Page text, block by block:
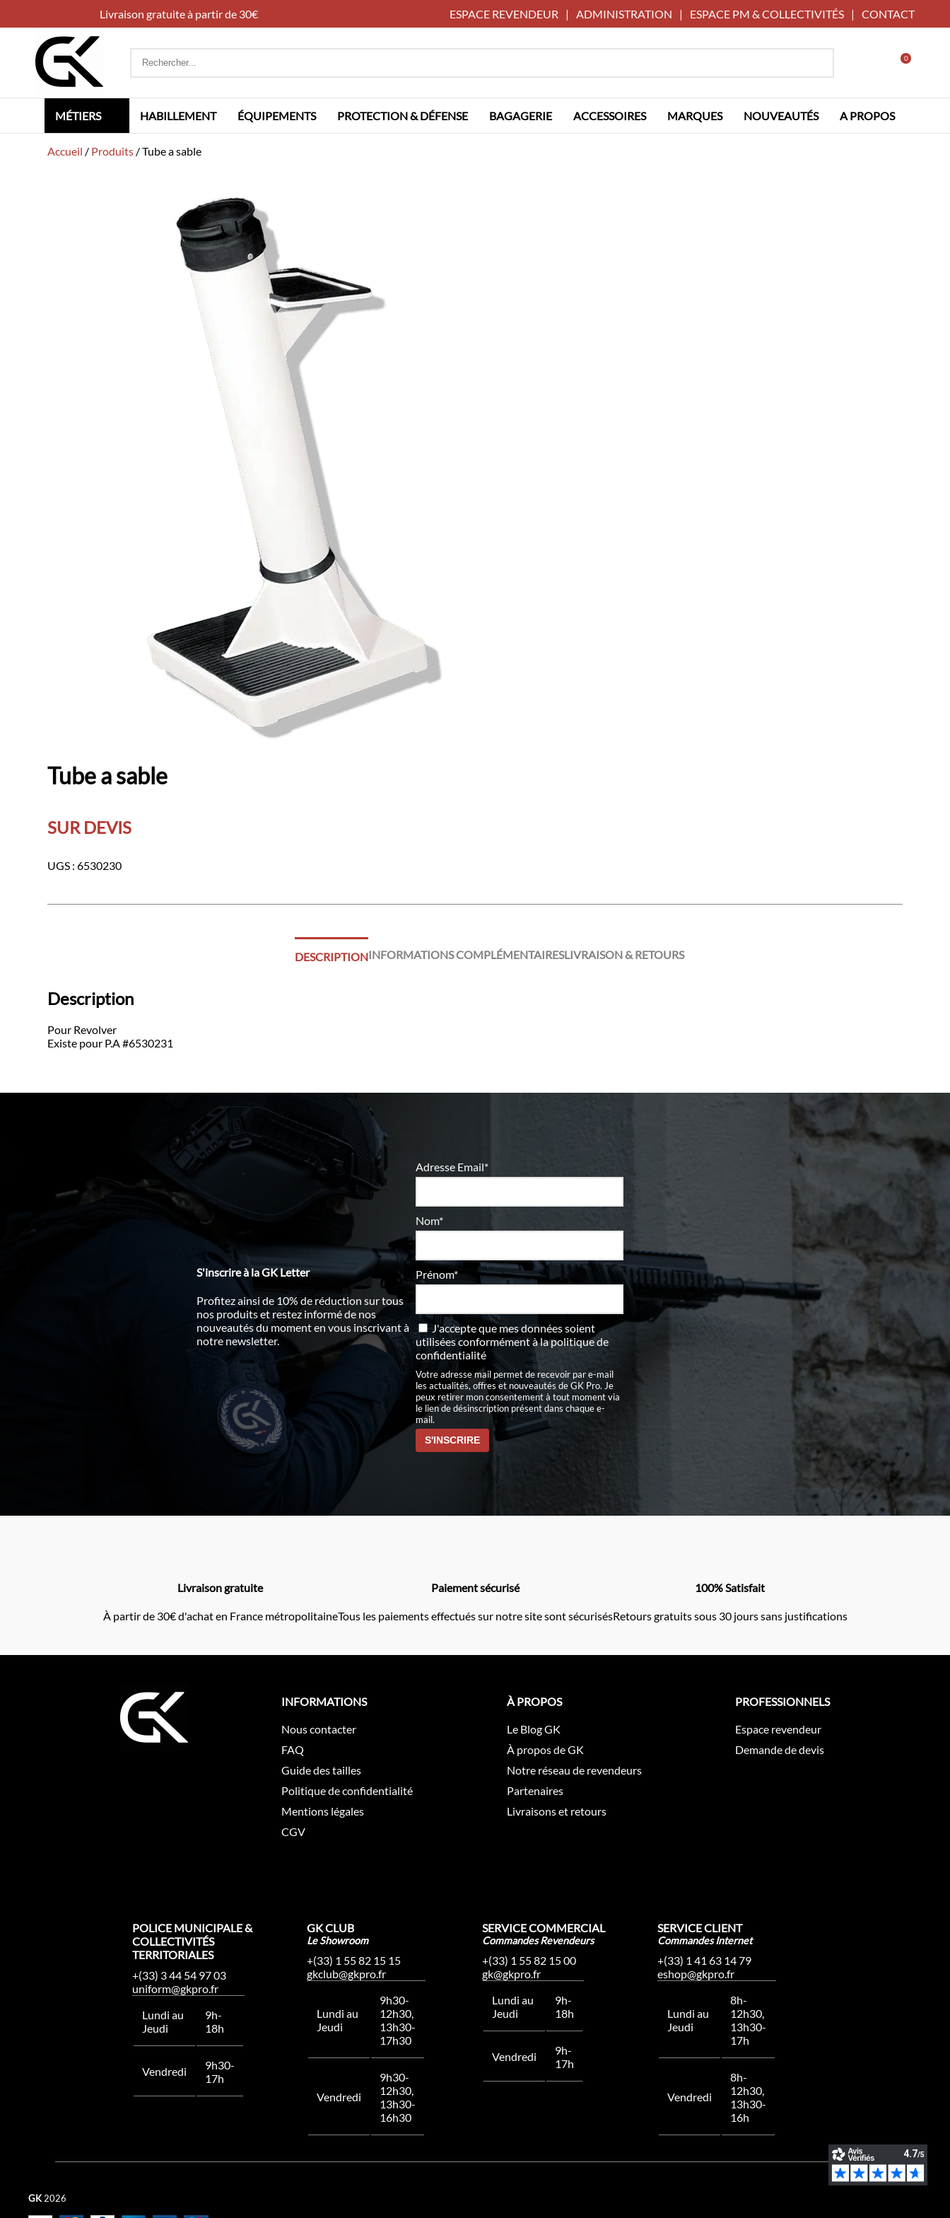
Livraison gratuite à partir de 30€ ESPACE REVENDEUR | ADMINISTRATION | ESPACE PM & COLLECTIVITÉS | CONTACT
Rechercher
0
MÉTIERS HABILLEMENT ÉQUIPEMENTS PROTECTION & DÉFENSE BAGAGERIE ACCESSOIRES MARQUES NOUVEAUTÉS A PROPOS
Accueil / Produits /Tube a sable
Tube a sable
SUR DEVIS
UGS :6530230
DESCRIPTIONINFORMATIONS COMPLÉMENTAIRESLIVRAISON & RETOURS
Description
Pour Revolver
Existe pour P.A #6530231
S'inscrire à la GK Letter
Profitez ainsi de 10% de réduction sur tous
nos produits et restez informé de nos
nouveautés du moment en vous inscrivant à
notre newsletter.
Adresse Email*
Nom*
Prénom*
J'accepte que mes données soient
utilisées conformément àla politique de
confidentialité
Votre adresse mail permet de recevoir par e-mail
les actualités, offres et nouveautés de GK Pro. Je
peux retirer mon consentement à tout moment via
le lien de désinscription présent dans chaque e-
mail.
Livraison gratuite
À partir de 30€ d'achat en France métropolitaine
Paiement sécurisé
Tous les paiements effectués sur notre site sont sécurisés
100% Satisfait
Retours gratuits sous 30 jours sans justifications
INFORMATIONS
Nous contacter
FAQ
Guide des tailles
Politique de confidentialité
Mentions légales
CGV
À PROPOS
Le Blog GK
À propos de GK
Notre réseau de revendeurs
Partenaires
Livraisons et retours
PROFESSIONNELS
Espace revendeur
Demande de devis
POLICE MUNICIPALE &
COLLECTIVITÉS
TERRITORIALES
+(33) 3 44 54 97 03
uniform@gkpro.fr
Lundi au
Jeudi
9h-
18h
Vendredi
9h30-
17h
GK CLUB
Le Showroom
+(33) 1 55 82 15 15
gkclub@gkpro.fr
Lundi au
Jeudi
9h30-
12h30,
13h30-
17h30
Vendredi
9h30-
12h30,
13h30-
16h30
SERVICE COMMERCIAL
Commandes Revendeurs
+(33) 1 55 82 15 00
gk@gkpro.fr
Lundi au
Jeudi
9h-
18h
Vendredi
9h-
17h
SERVICE CLIENT
Commandes Internet
+(33) 1 41 63 14 79
eshop@gkpro.fr
Lundi au
Jeudi
8h-
12h30,
13h30-
17h
Vendredi
8h-
12h30,
13h30-
16h
GK 2026